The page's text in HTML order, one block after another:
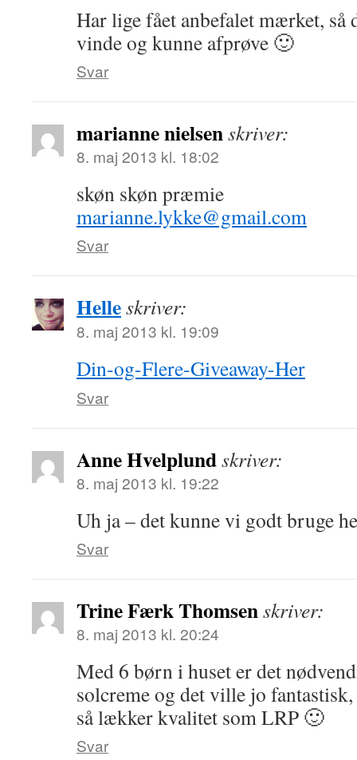
Har lige fået anbefalet mærket,
vinde og kunne afprøve 🙂
Svar
marianne nielsenskriver:
8. maj 2013 kl. 18:02
skøn skøn præmie
marianne.lykke@gmail.com
Svar
Helleskriver:
8. maj 2013 kl. 19:09
Din-og-Flere-Giveaway-Her
Svar
Anne Hvelplundskriver:
8. maj 2013 kl. 19:22
Uh ja – det kunne vi godt bruge
Svar
Trine Færk Thomsenskriver:
8. maj 2013 kl. 20:24
Med 6 børn i huset er det
solcreme og det ville jo
så lækker kvalitet som LRP 🙂
Svar